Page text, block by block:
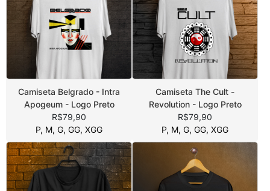
Camiseta Belgrado - Intra
Apogeum - Logo Preto
R$79,90
P, M, G, GG, XGG
Camiseta The Cult -
Revolution - Logo Preto
R$79,90
P, M, G, GG, XGG